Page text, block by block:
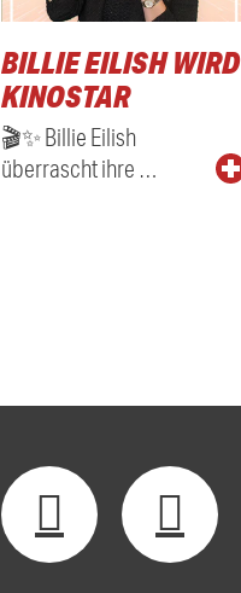
BILLIE EILISH WIRD
KINOSTAR
🎬✨ Billie Eilish
überrascht ihre …